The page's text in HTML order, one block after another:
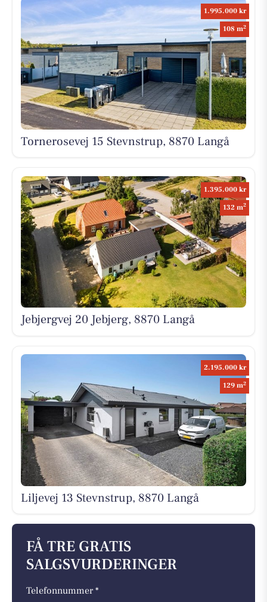
1.995.000 kr
108 m2
Tornerosevej 15 Stevnstrup, 8870 Langå
1.395.000 kr
132 m2
Jebjergvej 20 Jebjerg, 8870 Langå
2.195.000 kr
129 m2
Liljevej 13 Stevnstrup, 8870 Langå
FÅ TRE GRATIS
SALGSVURDERINGER
Telefonnummer *